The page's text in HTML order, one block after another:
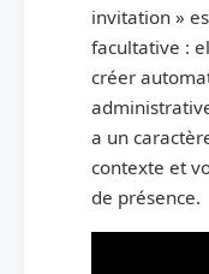
invitation »
facultative :
créer
a un
contexte et
de présence.